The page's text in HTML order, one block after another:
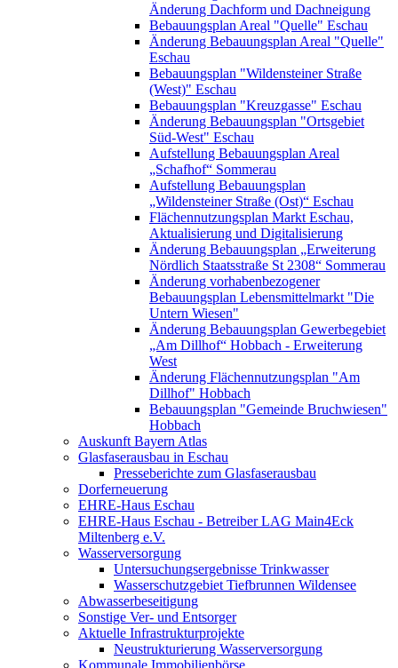
Änderung Dachform und Dachneigung
Bebauungsplan Areal "Quelle" Eschau
Änderung Bebauungsplan Areal "Quelle"
Eschau
Bebauungsplan "Wildensteiner Straße
(West)" Eschau
Bebauungsplan "Kreuzgasse" Eschau
Änderung Bebauungsplan "Ortsgebiet
Süd-West" Eschau
Aufstellung Bebauungsplan Areal
„Schafhof“ Sommerau
Aufstellung Bebauungsplan
„Wildensteiner Straße (Ost)“ Eschau
Flächennutzungsplan Markt Eschau,
Aktualisierung und Digitalisierung
Änderung Bebauungsplan „Erweiterung
Nördlich Staatsstraße St 2308“ Sommerau
Änderung vorhabenbezogener
Bebauungsplan Lebensmittelmarkt "Die
Untern Wiesen"
Änderung Bebauungsplan Gewerbegebiet
„Am Dillhof“ Hobbach - Erweiterung
West
Änderung Flächennutzungsplan "Am
Dillhof" Hobbach
Bebauungsplan "Gemeinde Bruchwiesen"
Hobbach
Auskunft Bayern Atlas
Glasfaserausbau in Eschau
Presseberichte zum Glasfaserausbau
Dorferneuerung
EHRE-Haus Eschau
EHRE-Haus Eschau - Betreiber LAG Main4Eck
Miltenberg e.V.
Wasserversorgung
Untersuchungsergebnisse Trinkwasser
Wasserschutzgebiet Tiefbrunnen Wildensee
Abwasserbeseitigung
Sonstige Ver- und Entsorger
Aktuelle Infrastrukturprojekte
Neustrukturierung Wasserversorgung
Kommunale Immobilienbörse